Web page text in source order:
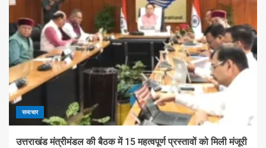
समाचार
उत्तराखंड मंत्रीमंडल की बैठक में 15 महत्वपूर्ण प्रस्तावों को मिली मंजूरी